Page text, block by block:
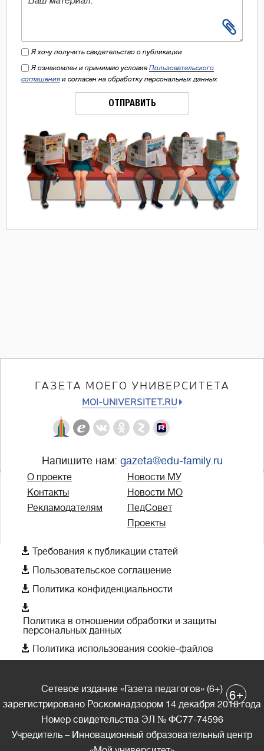
Я хочу получить свидетельство о публикации
Я ознакомлен и принимаю условия Пользовательского
соглашения и согласен на обработку персональных данных
ОТПРАВИТЬ
ГАЗЕТА МОЕГО УНИВЕРСИТЕТА
MOI-UNIVERSITET.RU
Напишите нам: gazeta@edu-family.ru
О проекте
Контакты
Рекламодателям
Новости МУ
Новости МО
ПедСовет
Проекты
 Требования к публикации статей
 Пользовательское соглашение
 Политика конфиденциальности

Политика в отношении обработки и защиты
персональных данных
 Политика использования cookie-файлов
Сетевое издание «Газета педагогов» (6+)
зарегистрировано Роскомнадзором 14 декабря 2018 года
Номер свидетельства ЭЛ № ФС77-74596
Учредитель – Инновационный образовательный центр
6+